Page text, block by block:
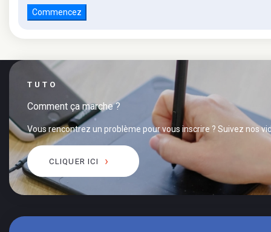
TUTO
Comment ça marche ?
Vous rencontrez un problème pour vous inscrire ? Suivez nos
CLIQUER ICI